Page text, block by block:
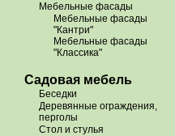
Мебельные фасады
Мебельные фасады
"Кантри"
Мебельные фасады
"Классика"
Садовая мебель
Беседки
Деревянные ограждения,
перголы
Стол и стулья